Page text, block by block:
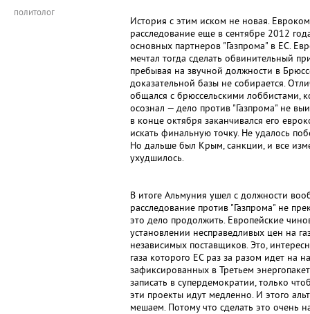
политолог
История с этим иском не новая.
расследование еще в сентябре 2012
основных партнеров "Газпрома" в ЕС.
мечтал тогда сделать обвинительный
пребывая на звучной должности в
доказательной базы не собирается.
общался с брюссельскими лоббистами,
осознал — дело против "Газпрома" не
в конце октября заканчивался его
искать финальную точку. Не удалось
Но дальше был Крым, санкции, и все
ухудшилось.
В итоге Альмуния ушел с должности
расследование против "Газпрома" не
это дело продолжить. Европейские
установлении несправедливых цен на
независимых поставщиков. Это,
газа которого ЕС раз за разом идет на
зафиксированных в Третьем
записать в супердемократии, только
эти проекты идут медленно. И этого
мешаем. Потому что сделать это очень